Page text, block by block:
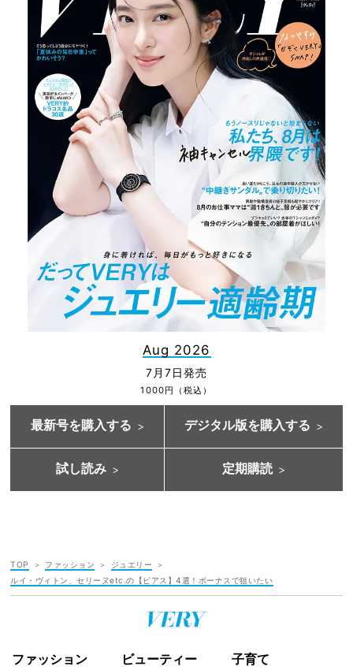
Aug 2026
7月7日発売
1000円（税込）
最新号を購入する デジタル版を購入する
試し読み 定期購読
TOP ファッション
ジュエリー
ルイ・ヴィトン、セリーヌetc.の【ピアス】4選！ボーナスで狙いたい
ファッション ビューティー 子育て